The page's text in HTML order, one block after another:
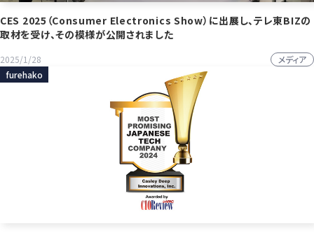
CES 2025（Consumer Electronics Show）に出展し、テレ東BIZの
取材を受け、その模様が公開されました
2025/1/28
メディア
furehako